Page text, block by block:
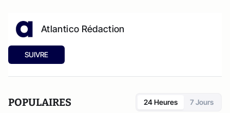
Atlantico Rédaction
SUIVRE
POPULAIRES 24 Heures 7 Jours